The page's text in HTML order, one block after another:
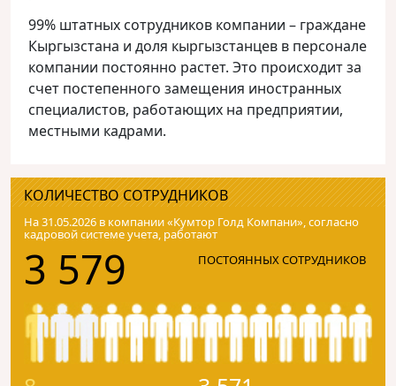
99% штатных сотрудников компании – граждане
Кыргызстана и доля кыргызстанцев в персонале
компании постоянно растет. Это происходит за
счет постепенного замещения иностранных
специалистов, работающих на предприятии,
местными кадрами.
КОЛИЧЕСТВО СОТРУДНИКОВ
На 31.05.2026 в компании «Кумтор Голд Компани», согласно
кадровой системе учета, работают
3 579 ПОСТОЯННЫХ СОТРУДНИКОВ